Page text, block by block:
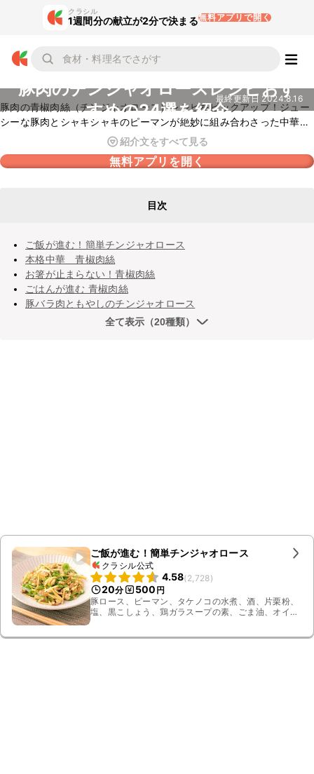
クラシル
1週間分の献立が2分で決まる無料アプリで開く
豚肉のチンジャオロースレシピおす
すめの24選を紹介
最終更新日 2024.8.16
豚肉の青椒肉絲（チンジャオロース）レシピをピックアップ！ジュー
シーな豚肉とシャキシャキのピーマンが絶妙に組み合わさった中華風
の一品です。濃厚なオイスターソースと醤油で味付けされたこの料理
は、香ばしさと旨味が豊かで、ご飯が進むこと間違いなし！家庭で簡
単に本格的な中華料理が楽しめるので、忙しい日でも手軽に作れて、
紹介文をすべて見る
無料アプリを開く
目次
ご飯が進む！簡単チンジャオロース
本格中華 青椒肉絲
お箸が止まらない！青椒肉絲
ごはんが進む 青椒肉絲
豚バラ肉ともやしのチンジャオロース
全て表示（20種類）
ご飯が進む！簡単チンジャオロース
クラシル公式
4.58(2,728)
20分 500 円
豚ロース、ピーマン、タケノコの水煮、酒、片栗粉、
塩、黒こしょう、鶏ガラスープの素、ごま油、オイス